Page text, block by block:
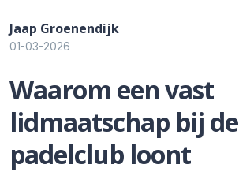
Jaap Groenendijk
01-03-2026
Waarom een vast
lidmaatschap bij de
padelclub loont